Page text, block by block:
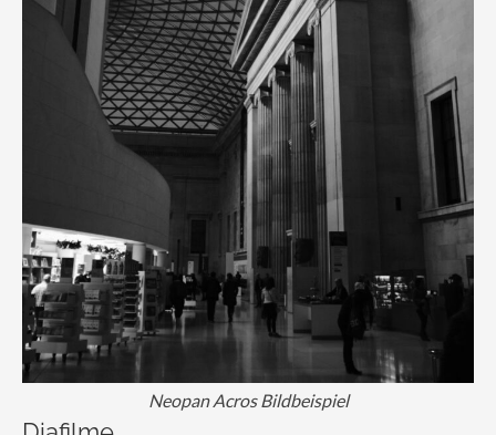
Neopan Acros Bildbeispiel